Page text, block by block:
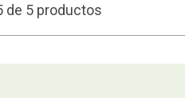
de 5 productos